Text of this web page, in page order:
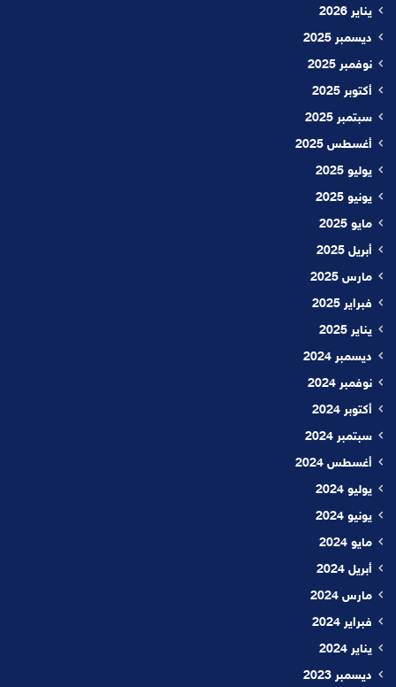
يناير 2026
ديسمبر 2025
نوفمبر 2025
أكتوبر 2025
سبتمبر 2025
أغسطس 2025
يوليو 2025
يونيو 2025
مايو 2025
أبريل 2025
مارس 2025
فبراير 2025
يناير 2025
ديسمبر 2024
نوفمبر 2024
أكتوبر 2024
سبتمبر 2024
أغسطس 2024
يوليو 2024
يونيو 2024
مايو 2024
أبريل 2024
مارس 2024
فبراير 2024
يناير 2024
ديسمبر 2023